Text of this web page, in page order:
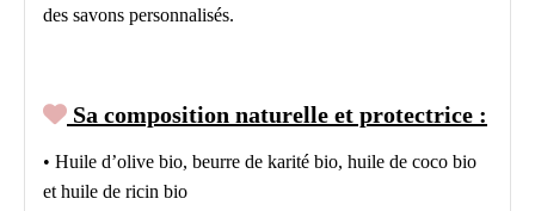
des savons personnalisés.
 Sa composition naturelle et protectrice :
• Huile d’olive bio, beurre de karité bio, huile de coco bio
et huile de ricin bio